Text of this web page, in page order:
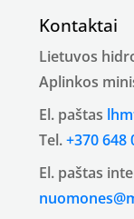
Kontaktai
Lietuvos
Aplinkos
El. paštas
Tel.+370 648
El. paštas